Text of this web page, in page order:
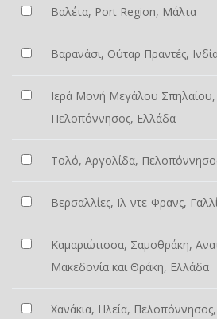
Βαλέτα, Port Region, Μάλτα
Βαρανάσι, Ούταρ Πραντές,
Ιερά Μονή Μεγάλου Σπηλαίου,
Πελοπόννησος, Ελλάδα
Τολό, Αργολίδα,
Βερσαλλίες, Ιλ-ντε-Φρανς,
Καμαριώτισσα, Σαμοθράκη,
Μακεδονία και Θράκη, Ελλάδα
Χανάκια, Ηλεία,